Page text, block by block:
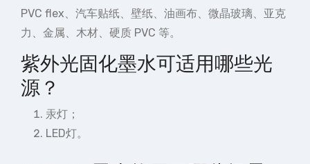
PVC flex、汽车贴纸、壁纸、油画布、微晶玻璃、亚克
力、金属、木材、硬质 PVC 等。
紫外光固化墨水可适用哪些光
源？
汞灯；
LED灯。